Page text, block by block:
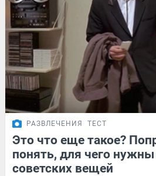
РАЗВЛЕЧЕНИЯ ТЕСТ
Это что еще такое?
понять, для чего нужны
советских вещей